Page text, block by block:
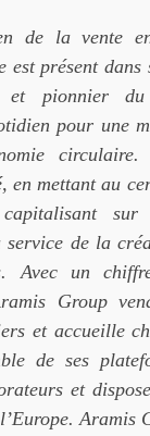
de la vente
présent dans
pionnier du
pour une
en mettant au
service de la
Avec un
Group
et accueille
de ses
et
Aramis